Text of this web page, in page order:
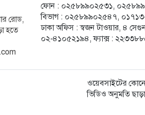
রোড,
হতে
ফোন : ০২৫৮৯৯০২৫৩১,
বিভাগ : ০২৫৮৯৯০২৫৪৭,
ঢাকা অফিস : স্বজন টাওয়ার, ৪
০২-৪১০৫২১৯৪, ফ্যাক্স :
ওয়েবসাইটের
ভিডিও অনুমতি